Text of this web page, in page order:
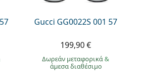
Gucci GG0022S 001 57
199,90 €
Δωρεάν μεταφορικά&
άμεσα διαθέσιμο